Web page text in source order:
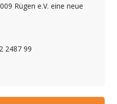
Rügen e.V. eine neue
2487 99